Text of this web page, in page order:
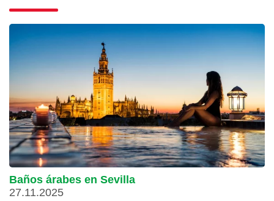
Baños árabes en Sevilla
27.11.2025